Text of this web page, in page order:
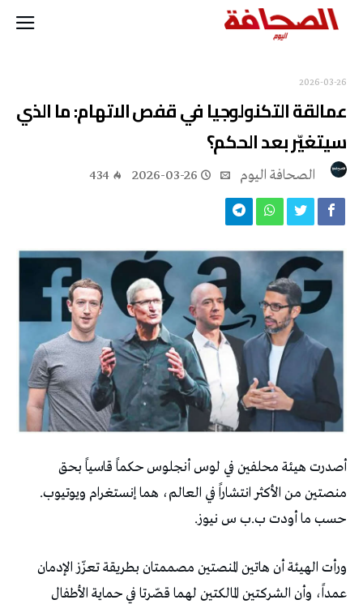
2026-03-26
عمالقة التكنولوجيا في قفص الاتهام: ما الذي
سيتغيّر بعد الحكم؟
2026-03-26
434
أصدرت هيئة محلفين في لوس أنجلوس حكماً قاسياً بحق
منصتين من الأكثر انتشاراً في العالم، هما إنستغرام ويوتيوب.
حسب ما أودت ب.ب س نيوز.
ورأت الهيئة أن هاتين المنصتين مصممتان بطريقة تعزّز الإدمان
عمداً، وأن الشركتين المالكتين لهما قصّرتا في حماية الأطفال